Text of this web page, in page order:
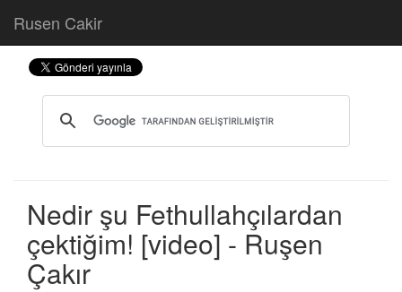
Rusen Cakir
Nedir şu Fethullahçılardan
çektiğim! [video] - Ruşen
Çakır